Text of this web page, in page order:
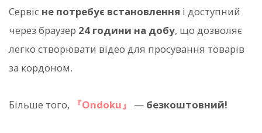
Сервіс не потребує встановлення і доступний
через браузер 24 години на добу, що дозволяє
легко створювати відео для просування товарів
за кордоном.
Більше того, 『Ondoku』 — безкоштовний!